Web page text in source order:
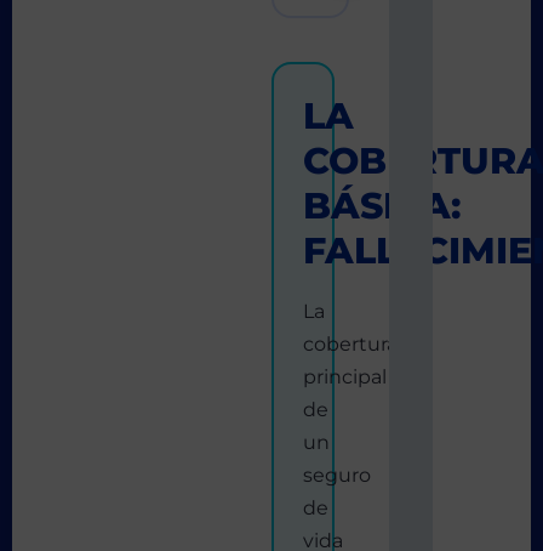
LA
BÁSICA:
La
cobertura
principal
de
un
seguro
de
vida